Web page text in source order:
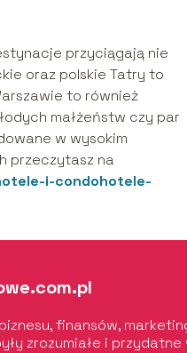
przyciągają nie
oraz polskie Tatry to
to również
małżeństw czy par
w wysokim
przeczytasz na
i-condohotele-
finansów,
zrozumiałe i przydatne